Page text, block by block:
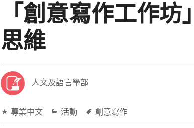
「創意寫作工作
思維
人文及語言學部
專業中文 活動 創意寫作